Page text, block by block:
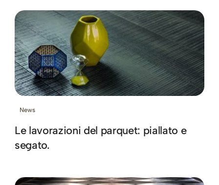
News
Le lavorazioni del parquet: piallato e
segato.